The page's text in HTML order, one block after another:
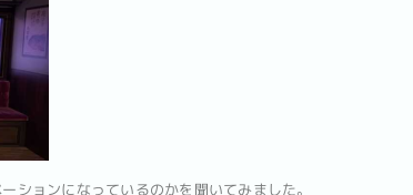
ションになっているのかを聞いてみました。